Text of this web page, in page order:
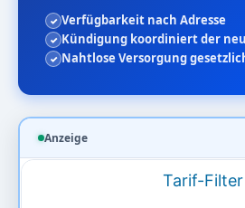
Verfügbarkeit nach Adresse
Kündigung koordiniert der
Nahtlose Versorgung
Anzeige